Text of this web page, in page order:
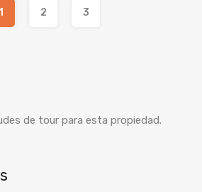
1 2 3
de tour para esta propiedad.